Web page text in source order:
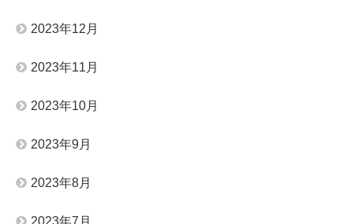
2023年12月
2023年11月
2023年10月
2023年9月
2023年8月